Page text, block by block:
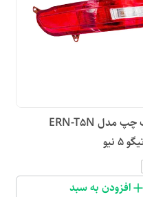
مه شکن عقب چپ مدل ERN-T5N
نیو
افزودن به سبد